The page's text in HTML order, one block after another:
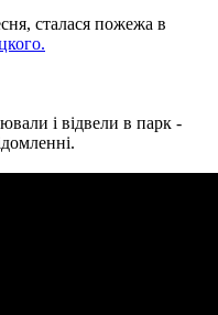
сталася пожежа в
і відвели в парк -